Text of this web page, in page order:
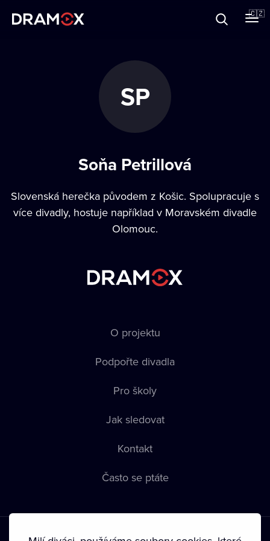
🇨🇿
SP
Soňa Petrillová
Slovenská herečka původem z Košic. Spolupracuje s
více divadly, hostuje například v Moravském divadle
Olomouc.
O projektu
Podpořte divadla
Pro školy
Jak sledovat
Kontakt
Často se ptáte